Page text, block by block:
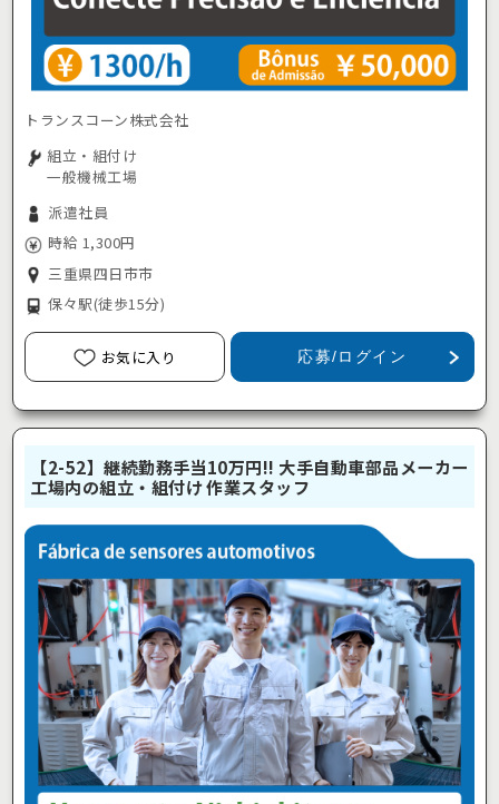
トランスコーン株式会社
組立・組付け
一般機械工場
派遣社員
時給 1,300円
三重県四日市市
保々駅(徒歩15分)
お気に入り 応募/ログイン
【2-52】継続勤務手当10万円!! 大手自動車部品メーカー
工場内の組立・組付け 作業スタッフ